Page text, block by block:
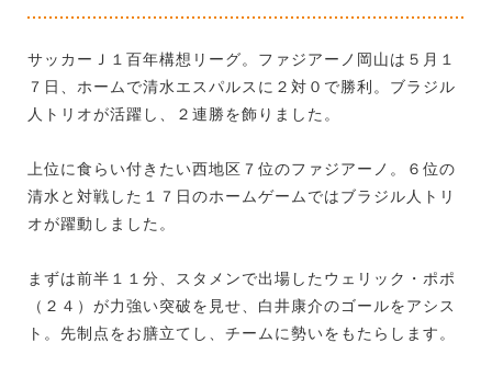
サッカーＪ１百年構想リーグ。ファジアーノ岡山は５月１
７日、ホームで清水エスパルスに２対０で勝利。ブラジル
人トリオが活躍し、２連勝を飾りました。
上位に食らい付きたい西地区７位のファジアーノ。６位の
清水と対戦した１７日のホームゲームではブラジル人トリ
オが躍動しました。
まずは前半１１分、スタメンで出場したウェリック・ポポ
（２４）が力強い突破を見せ、白井康介のゴールをアシス
ト。先制点をお膳立てし、チームに勢いをもたらします。